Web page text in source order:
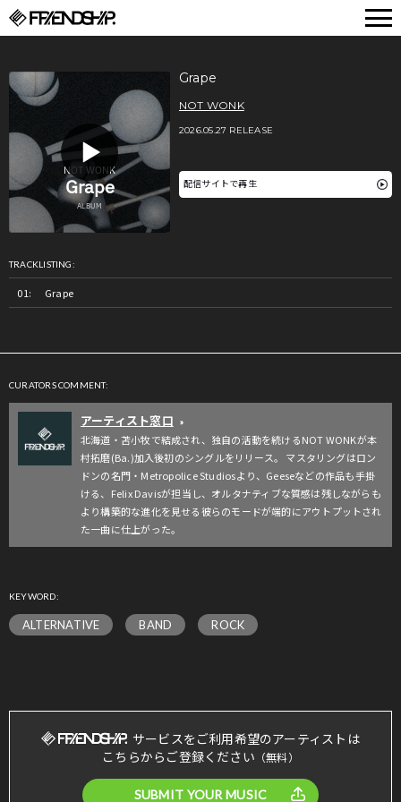
Grape
NOT WONK
2026.05.27 RELEASE
配信サイトで再生
TRACKLISTING:
Grape
CURATORS COMMENT:
アーティスト窓口 »
北海道・苫小牧で結成され、独自の活動を続けるNOT WONKが本
村拓磨(Ba.)加入後初のシングルをリリース。 マスタリングはロン
ドンの名門・Metropolice Studiosより、Geeseなどの作品も手掛
ける、Felix Davisが担当し、オルタナティブな質感は残しながらも
より構築的な進化を見せる彼らのモードが端的にアウトプットされ
た一曲に仕上がった。
KEYWORD:
ALTERNATIVE BAND ROCK
サービスをご利用希望のアーティストは
こちらからご登録ください （無料）
SUBMIT YOUR MUSIC